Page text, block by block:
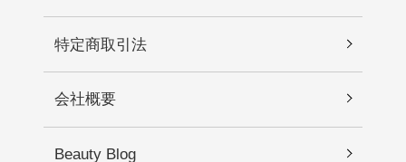
ン、ジステアルジモニウムヘクトライト、アルキ
ル（Ｃ３０－４５）メチコン、ミリスチン酸ミリ
スチル、セチルＰＥＧ／ＰＰＧ－１０／１ジメチ
グリセリル、カプリリルグリコール、水酸化Ａ
ｌ、トリエトキシカプリリルシラン、合成フルオ
ロフロゴパイト、炭酸プロピレン、エチルヘキシ
位には使わないでください。3.目に入らないように
注意し、入った時は、すぐに充分に洗い流してく
ださい。4.保管及び取り扱い上の注意 1)直射日光
の当たる場所、極端な高温・低温の場所を避けて
保管してください。 2)乳幼児の手が届かない場所
に保管してください。
特定商取引法
会社概要
Beauty Blog